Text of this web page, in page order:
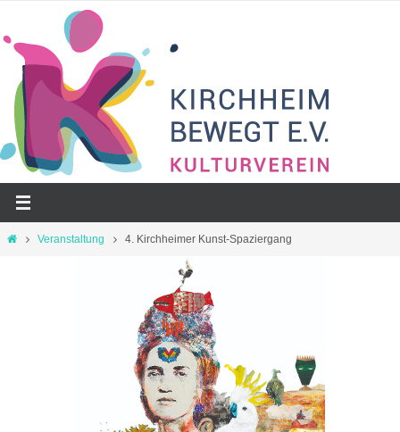
Inhalt
springen
StartVeranstaltung 4. Kirchheimer Kunst-Spaziergang